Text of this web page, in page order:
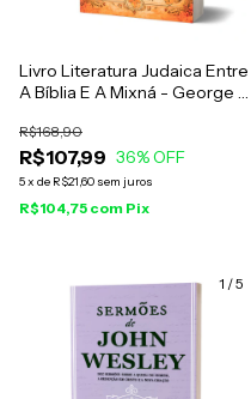
Livro Literatura Judaica Entre
A Bíblia E A Mixná - George W.
R$107,99
R$168,90
36% OFF
5x de R$21,60 sem juros
R$104,75 com Pix
1 /5